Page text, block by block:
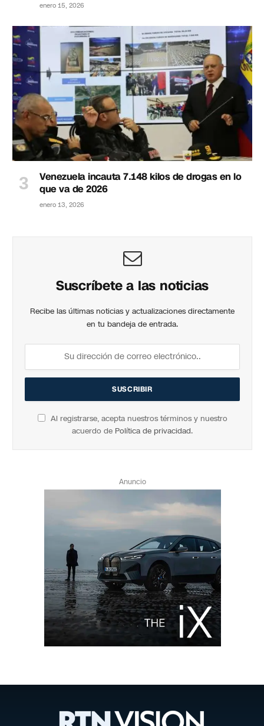
enero 15, 2026
Venezuela incauta 7.148 kilos de drogas en lo
que va de 2026
enero 13, 2026
Suscríbete a las noticias
Recibe las últimas noticias y actualizaciones directamente
en tu bandeja de entrada.
Al registrarse, acepta nuestros términos y nuestro
acuerdo de Política de privacidad.
Anuncio